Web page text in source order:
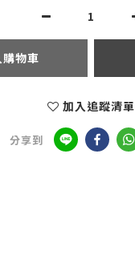
物車
加入追蹤清單
分享到